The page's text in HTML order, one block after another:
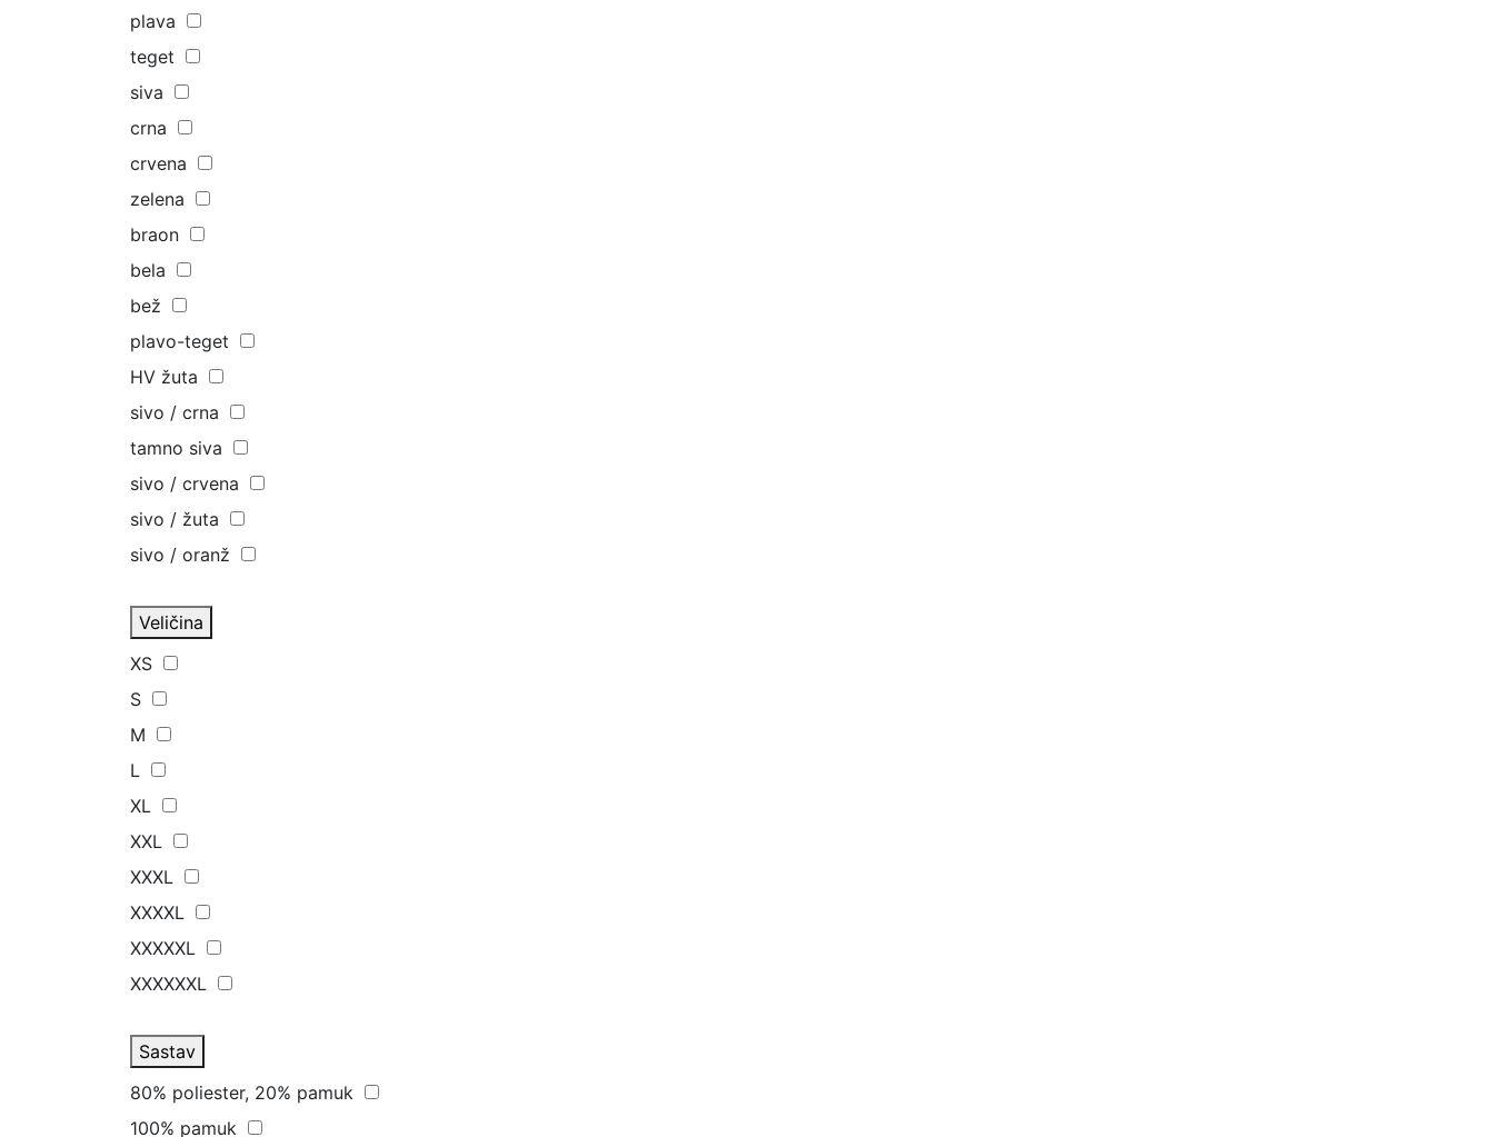
plava
teget
siva
crna
crvena
zelena
braon
bela
bež
plavo-teget
HV žuta
sivo / crna
tamno siva
sivo / crvena
sivo / žuta
sivo / oranž
Veličina
XS
S
M
L
XL
XXL
XXXL
XXXXL
XXXXXL
XXXXXXL
Sastav
80% poliester, 20% pamuk
100% pamuk